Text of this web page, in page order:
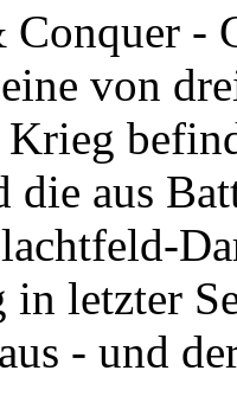
-
von
die aus
in letzter
- und